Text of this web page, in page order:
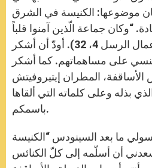
2010 وكان موضوعها: الكنيسة في الشرق
“وكان جماعة الّذين آمنوا قلباً
واحداً ونفساً واحدة” (أعمال الرسل 4، 32). أودّ أن أشكر
على مساهماتهم. كما أشكر
الأساقفة، المطران إيتيروفيتش
بذله وعلى كلماته التي ألقاها
باسمكم.
ما بعد السينودس “الكنيسة
أن أسلّمه إلى كلّ الكنائس